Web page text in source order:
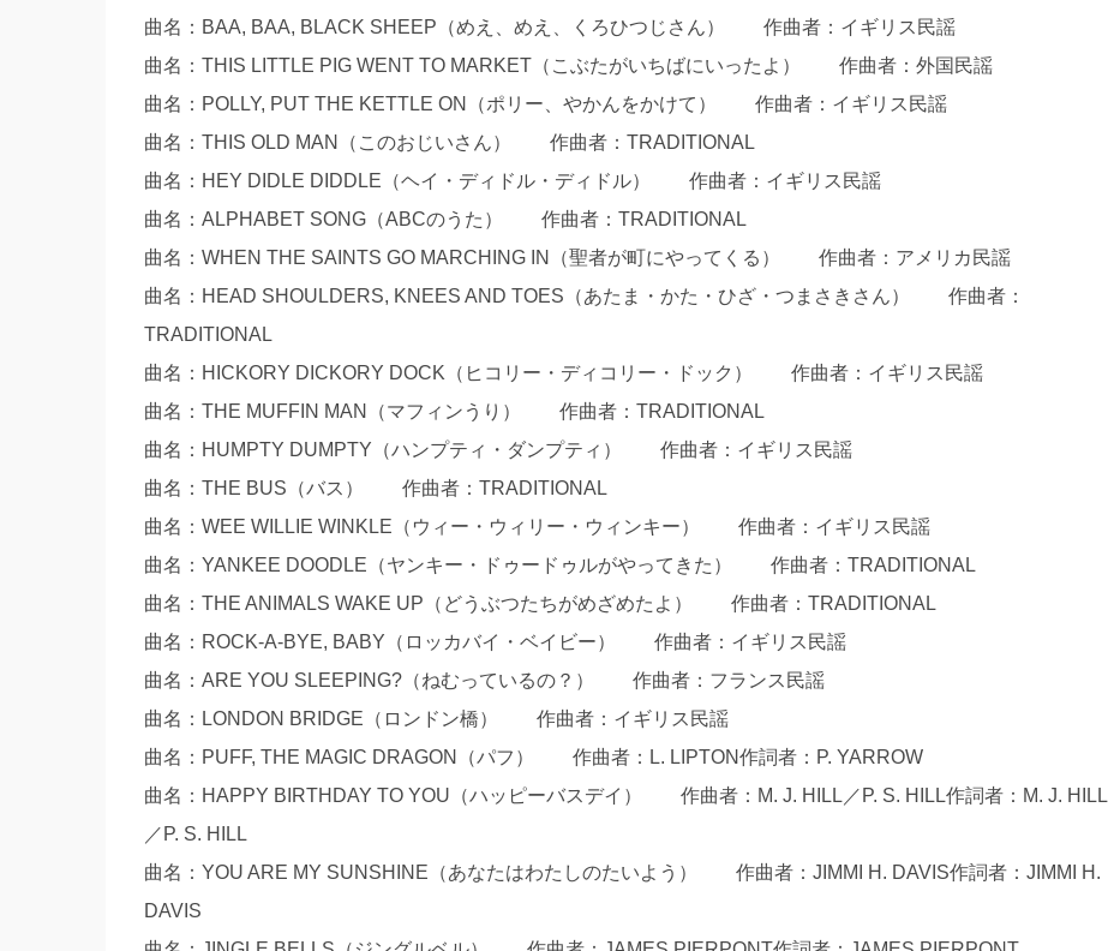
曲名：BAA, BAA, BLACK SHEEP（めえ、めえ、くろひつじさん） 作曲者：イギリス民謡
曲名：THIS LITTLE PIG WENT TO MARKET（こぶたがいちばにいったよ） 作曲者：外国民謡
曲名：POLLY, PUT THE KETTLE ON（ポリー、やかんをかけて） 作曲者：イギリス民謡
曲名：THIS OLD MAN（このおじいさん） 作曲者：TRADITIONAL
曲名：HEY DIDLE DIDDLE（ヘイ・ディドル・ディドル） 作曲者：イギリス民謡
曲名：ALPHABET SONG（ABCのうた） 作曲者：TRADITIONAL
曲名：WHEN THE SAINTS GO MARCHING IN（聖者が町にやってくる） 作曲者：アメリカ民謡
曲名：HEAD SHOULDERS, KNEES AND TOES（あたま・かた・ひざ・つまさきさん） 作曲者：
TRADITIONAL
曲名：HICKORY DICKORY DOCK（ヒコリー・ディコリー・ドック） 作曲者：イギリス民謡
曲名：THE MUFFIN MAN（マフィンうり） 作曲者：TRADITIONAL
曲名：HUMPTY DUMPTY（ハンプティ・ダンプティ） 作曲者：イギリス民謡
曲名：THE BUS（バス） 作曲者：TRADITIONAL
曲名：WEE WILLIE WINKLE（ウィー・ウィリー・ウィンキー） 作曲者：イギリス民謡
曲名：YANKEE DOODLE（ヤンキー・ドゥードゥルがやってきた） 作曲者：TRADITIONAL
曲名：THE ANIMALS WAKE UP（どうぶつたちがめざめたよ） 作曲者：TRADITIONAL
曲名：ROCK-A-BYE, BABY（ロッカバイ・ベイビー） 作曲者：イギリス民謡
曲名：ARE YOU SLEEPING?（ねむっているの？） 作曲者：フランス民謡
曲名：LONDON BRIDGE（ロンドン橋） 作曲者：イギリス民謡
曲名：PUFF, THE MAGIC DRAGON（パフ） 作曲者：L. LIPTON作詞者：P. YARROW
曲名：HAPPY BIRTHDAY TO YOU（ハッピーバスデイ） 作曲者：M. J. HILL／P. S. HILL作詞者：M. J. HILL
／P. S. HILL
曲名：YOU ARE MY SUNSHINE（あなたはわたしのたいよう） 作曲者：JIMMI H. DAVIS作詞者：JIMMI H.
DAVIS